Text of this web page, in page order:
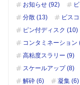
お知らせ (92)
分散 (13)
ビス
ピン付ディスク (10)
コンタミネーション
高粘度スラリー (9)
スケールアップ (8)
解砕 (6)
凝集 (6)